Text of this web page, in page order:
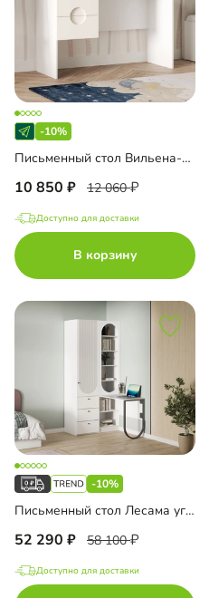
-10%
Письменный стол Вильена-1.2
10 850 12 060
Доступно для доставки
В корзину
-10%
Письменный стол Лесама угловой
52 290 58 100
Доступно для доставки